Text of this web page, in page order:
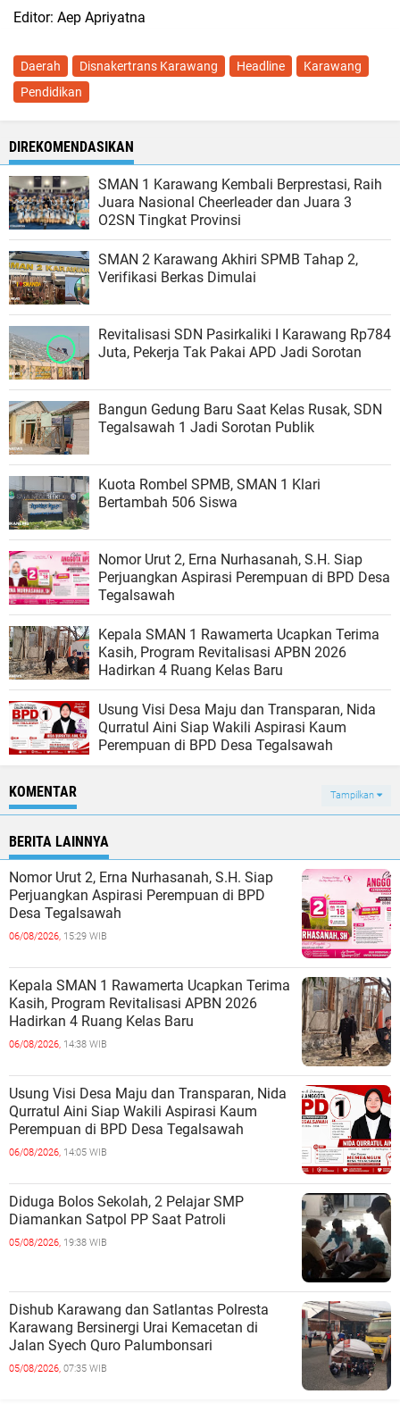
Editor: Aep Apriyatna
Daerah Disnakertrans Karawang Headline
Karawang
Pendidikan
DIREKOMENDASIKAN
SMAN 1 Karawang Kembali Berprestasi, Raih
Juara Nasional Cheerleader dan Juara 3
O2SN Tingkat Provinsi
SMAN 2 Karawang Akhiri SPMB Tahap 2,
Verifikasi Berkas Dimulai
Revitalisasi SDN Pasirkaliki I Karawang Rp784
Juta, Pekerja Tak Pakai APD Jadi Sorotan
Bangun Gedung Baru Saat Kelas Rusak, SDN
Tegalsawah 1 Jadi Sorotan Publik
Kuota Rombel SPMB, SMAN 1 Klari
Bertambah 506 Siswa
Nomor Urut 2, Erna Nurhasanah, S.H. Siap
Perjuangkan Aspirasi Perempuan di BPD Desa
Tegalsawah
Kepala SMAN 1 Rawamerta Ucapkan Terima
Kasih, Program Revitalisasi APBN 2026
Hadirkan 4 Ruang Kelas Baru
Usung Visi Desa Maju dan Transparan, Nida
Qurratul Aini Siap Wakili Aspirasi Kaum
Perempuan di BPD Desa Tegalsawah
KOMENTAR Tampilkan
BERITA LAINNYA
Nomor Urut 2, Erna Nurhasanah, S.H. Siap
Perjuangkan Aspirasi Perempuan di BPD
Desa Tegalsawah
06/08/2026, 15:29 WIB
Kepala SMAN 1 Rawamerta Ucapkan Terima
Kasih, Program Revitalisasi APBN 2026
Hadirkan 4 Ruang Kelas Baru
06/08/2026, 14:38 WIB
Usung Visi Desa Maju dan Transparan, Nida
Qurratul Aini Siap Wakili Aspirasi Kaum
Perempuan di BPD Desa Tegalsawah
06/08/2026, 14:05 WIB
Diduga Bolos Sekolah, 2 Pelajar SMP
Diamankan Satpol PP Saat Patroli
05/08/2026, 19:38 WIB
Dishub Karawang dan Satlantas Polresta
Karawang Bersinergi Urai Kemacetan di
Jalan Syech Quro Palumbonsari
05/08/2026, 07:35 WIB